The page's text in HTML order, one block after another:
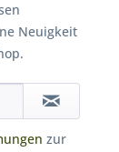
Neuigkeit
zur